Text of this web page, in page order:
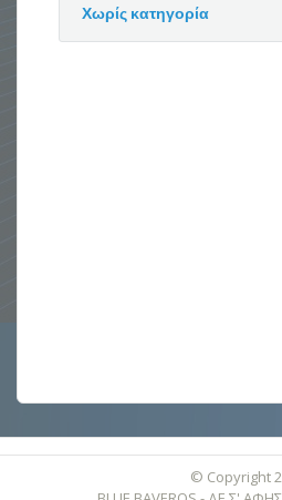
Χωρίς κατηγορία
© Copyright